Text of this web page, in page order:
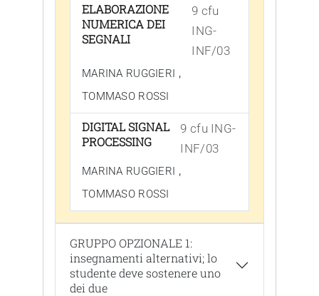
ELABORAZIONE
NUMERICA DEI
SEGNALI
9 cfu
ING-
INF/03
MARINA RUGGIERI ,
TOMMASO ROSSI
DIGITAL SIGNAL
PROCESSING
9 cfu ING-
INF/03
MARINA RUGGIERI ,
TOMMASO ROSSI
GRUPPO OPZIONALE 1:
insegnamenti alternativi; lo
studente deve sostenere uno
dei due